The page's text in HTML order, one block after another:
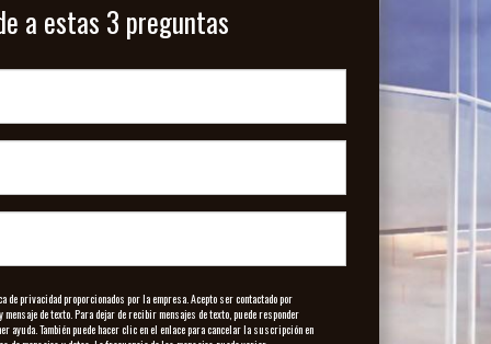
a estas 3 preguntas
privacidad proporcionados por la empresa. Acepto ser contactado por
de texto. Para dejar de recibir mensajes de texto, puede responder
ayuda. También puede hacer clic en el enlace para cancelar la suscripción en